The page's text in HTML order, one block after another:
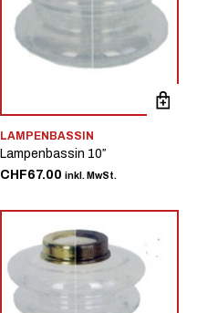
LAMPENBASSIN
Lampenbassin 10″
CHF67.00 inkl. MwSt.